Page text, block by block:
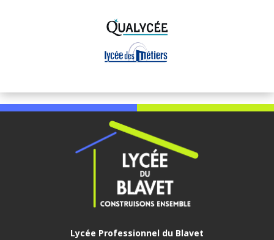
Lycée Professionnel du Blavet